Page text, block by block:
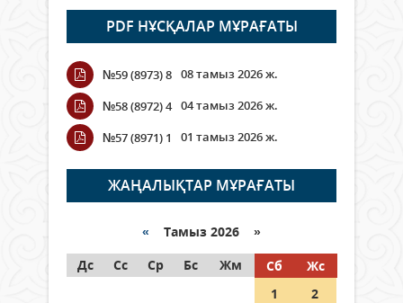
Open Air: Қызылорда облысы
полиция департаменті 20
мыңнан астам көрерменнің
қауіпсіздігін қамтамасыз етті
06 тамыз 2026 ж.
Wi-Fi ҚАБЫРҒА АРҚЫЛЫ ҚАЛАЙ
ӨТЕДІ?
06 тамыз 2026 ж. 267
граждане Казахстана,
05 тамыз 2026 ж. 148
PDF НҰСҚАЛАР МҰРАҒАТЫ
№59 (8973) 8 08 тамыз 2026 ж.
№58 (8972) 4 04 тамыз 2026 ж.
№57 (8971) 1
01 тамыз 2026 ж.
ЖАҢАЛЫҚТАР МҰРАҒАТЫ
« Тамыз 2026 »
Дс
Сс Ср Бс Жм Сб
Жс
1
2